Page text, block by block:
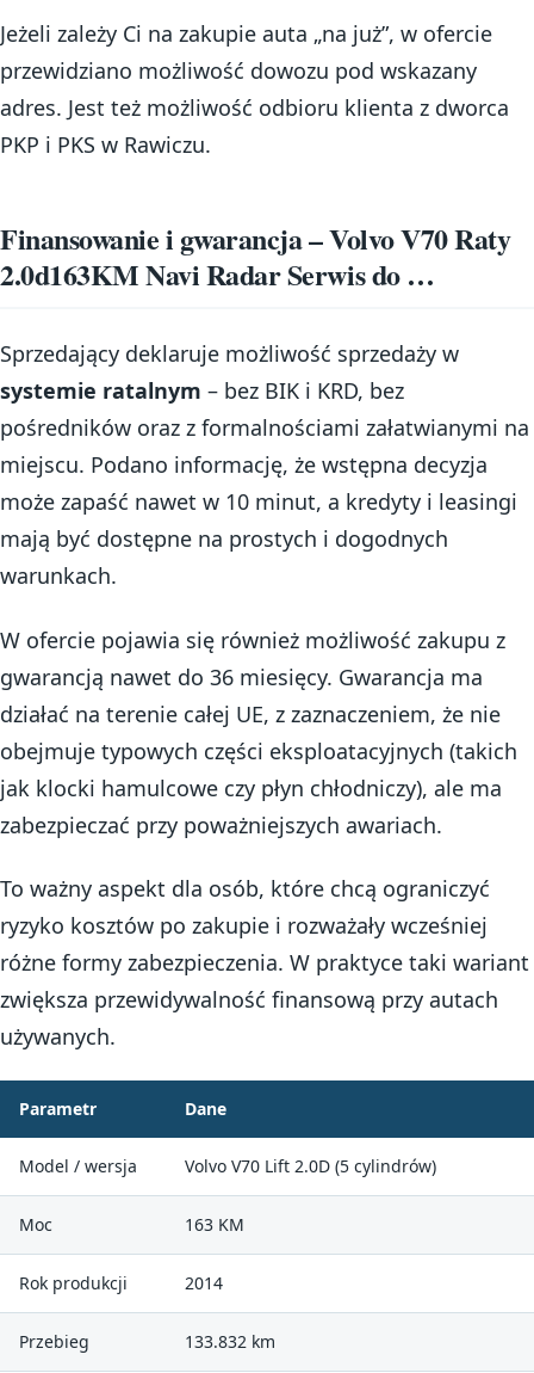
Jeżeli zależy Ci na zakupie auta „na już”, w ofercie
przewidziano możliwość dowozu pod wskazany
adres. Jest też możliwość odbioru klienta z dworca
PKP i PKS w Rawiczu.
Finansowanie i gwarancja – Volvo V70 Raty
2.0d163KM Navi Radar Serwis do …
Sprzedający deklaruje możliwość sprzedaży w
systemie ratalnym – bez BIK i KRD, bez
pośredników oraz z formalnościami załatwianymi na
miejscu. Podano informację, że wstępna decyzja
może zapaść nawet w 10 minut, a kredyty i leasingi
mają być dostępne na prostych i dogodnych
warunkach.
W ofercie pojawia się również możliwość zakupu z
gwarancją nawet do 36 miesięcy. Gwarancja ma
działać na terenie całej UE, z zaznaczeniem, że nie
obejmuje typowych części eksploatacyjnych (takich
jak klocki hamulcowe czy płyn chłodniczy), ale ma
zabezpieczać przy poważniejszych awariach.
To ważny aspekt dla osób, które chcą ograniczyć
ryzyko kosztów po zakupie i rozważały wcześniej
różne formy zabezpieczenia. W praktyce taki wariant
zwiększa przewidywalność finansową przy autach
używanych.
Parametr Dane
Model / wersja Volvo V70 Lift 2.0D (5 cylindrów)
Moc 163 KM
Rok produkcji 2014
Przebieg 133.832 km